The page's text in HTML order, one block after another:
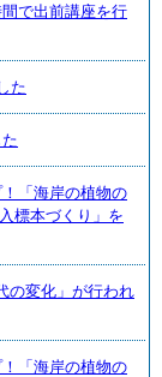
で出前講座を行
た
「海岸の植物の
標本づくり」を
の変化」が行われ
「海岸の植物の